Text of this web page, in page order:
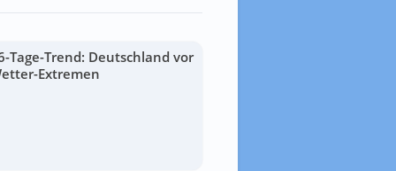
Tage-Trend: Deutschland vor
Extremen